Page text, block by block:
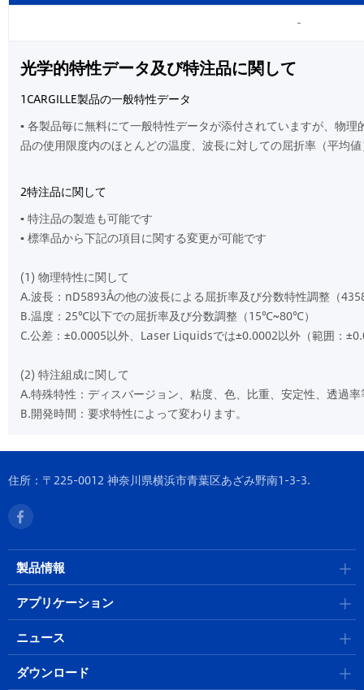
-
光学的特性データ及び特注品に関して
1CARGILLE製品の一般特性データ
▪ 各製品毎に無料にて一般特性データが添付されていますが、物理
品の使用限度内のほとんどの温度、波長に対しての屈折率（平均
2特注品に関して
▪ 特注品の製造も可能です
▪ 標準品から下記の項目に関する変更が可能です
(1) 物理特性に関して
A.波長：nD5893Åの他の波長による屈折率及び分数特性調整（
B.温度：25℃以下での屈折率及び分数調整（15℃~80℃）
C.公差：±0.0005以外、Laser Liquidsでは±0.0002以外（範囲：
(2) 特注組成に関して
A.特殊特性：ディスバージョン、粘度、色、比重、安定性、透過
B.開発時間：要求特性によって変わります。
住所：〒225-0012 神奈川県横浜市青葉区あざみ野南1-3-3.
製品情報
アプリケーション
ニュース
ダウンロード